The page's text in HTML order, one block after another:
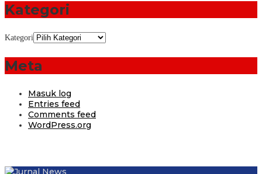
Kategori
Kategori
Meta
Masuk log
Entries feed
Comments feed
WordPress.org